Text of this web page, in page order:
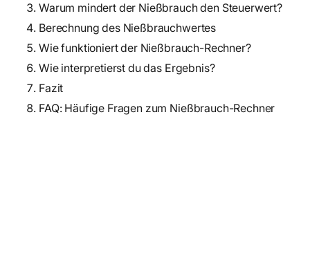
Warum mindert der Nießbrauch den Steuerwert?
Berechnung des Nießbrauchwertes
Wie funktioniert der Nießbrauch-Rechner?
Wie interpretierst du das Ergebnis?
Fazit
FAQ: Häufige Fragen zum Nießbrauch-Rechner